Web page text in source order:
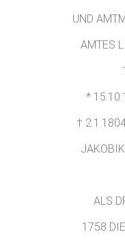
UND
AMTES
*
†
ALS
1758